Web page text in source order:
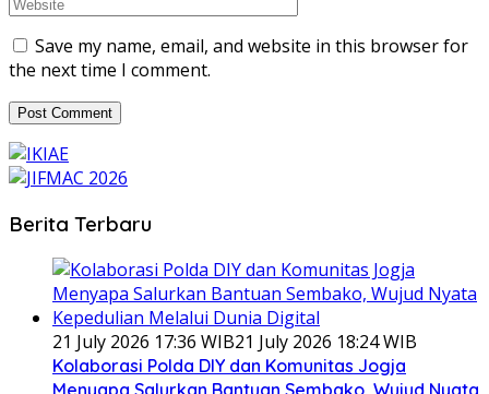
Save my name, email, and website in this browser for
the next time I comment.
Berita Terbaru
21 July 2026 17:36 WIB21 July 2026 18:24 WIB
Kolaborasi Polda DIY dan Komunitas Jogja
Menyapa Salurkan Bantuan Sembako, Wujud Nyata